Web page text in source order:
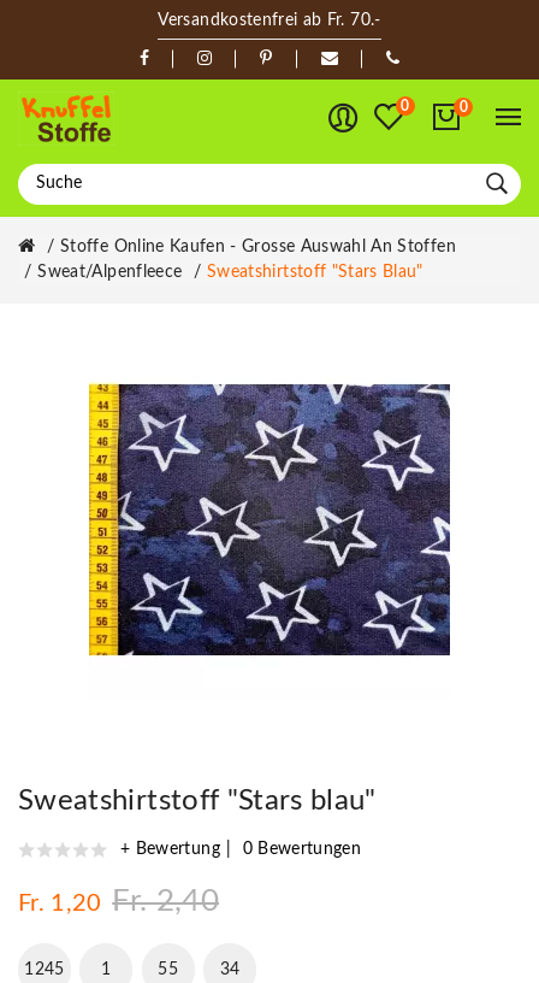
Versandkostenfrei ab Fr. 70.-
0 0
Stoffe Online Kaufen - Grosse Auswahl An Stoffen
Sweat/Alpenfleece
Sweatshirtstoff "Stars Blau"
Sweatshirtstoff "Stars blau"
+ Bewertung 0 Bewertungen
Fr. 1,20 Fr. 2,40
1245 1 55 33